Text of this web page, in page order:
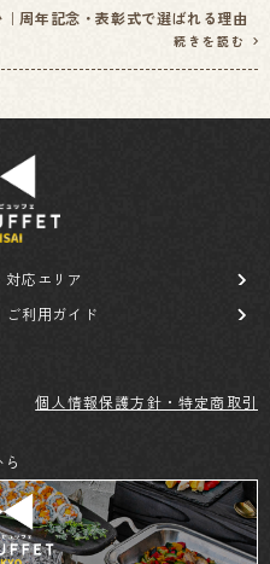
周年記念・表彰式で選ばれる理由
続きを読む
対応エリア
ご利用ガイド
個人情報保護方針・特定商取引